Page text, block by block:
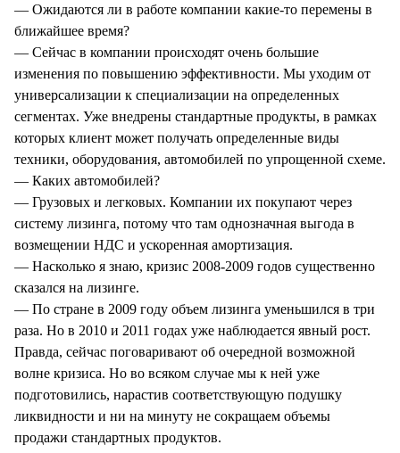
— Ожидаются ли в работе компании какие-то перемены в
ближайшее время?
— Сейчас в компании происходят очень большие
изменения по повышению эффективности. Мы уходим от
универсализации к специализации на определенных
сегментах. Уже внедрены стандартные продукты, в рамках
которых клиент может получать определенные виды
техники, оборудования, автомобилей по упрощенной схеме.
— Каких автомобилей?
— Грузовых и легковых. Компании их покупают через
систему лизинга, потому что там однозначная выгода в
возмещении НДС и ускоренная амортизация.
— Насколько я знаю, кризис 2008-2009 годов существенно
сказался на лизинге.
— По стране в 2009 году объем лизинга уменьшился в три
раза. Но в 2010 и 2011 годах уже наблюдается явный рост.
Правда, сейчас поговаривают об очередной возможной
волне кризиса. Но во всяком случае мы к ней уже
подготовились, нарастив соответствующую подушку
ликвидности и ни на минуту не сокращаем объемы
продажи стандартных продуктов.